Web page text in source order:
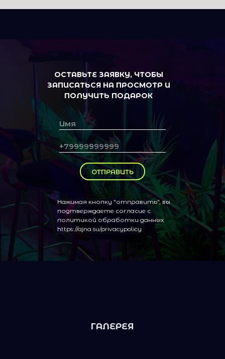
ОТПРАВИТЬ
ОСТАВЬТЕ ЗАЯВКУ, ЧТОБЫ
ЗАПИСАТЬСЯ НА ПРОСМОТР И
ПОЛУЧИТЬ ПОДАРОК
Нажимая кнопку "отправить", вы
подтверждаете согласие с
политикой обработки данных
https://ajna.su/privacypolicy
ГАЛЕРЕЯ